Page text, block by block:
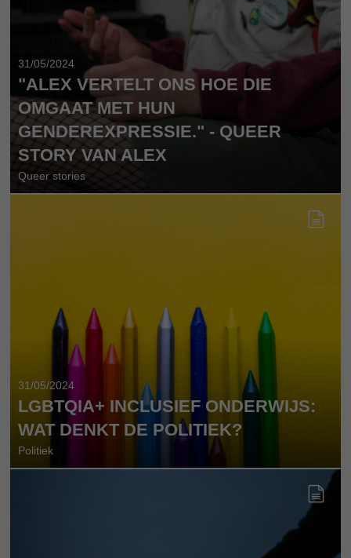
31/05/2024
"ALEX VERTELT ONS HOE DIE
OMGAAT MET HUN
GENDEREXPRESSIE." - QUEER
STORY VAN ALEX
Queer stories
31/05/2024
LGBTQIA+ INCLUSIEF ONDERWIJS:
WAT DENKT DE POLITIEK?
Politiek